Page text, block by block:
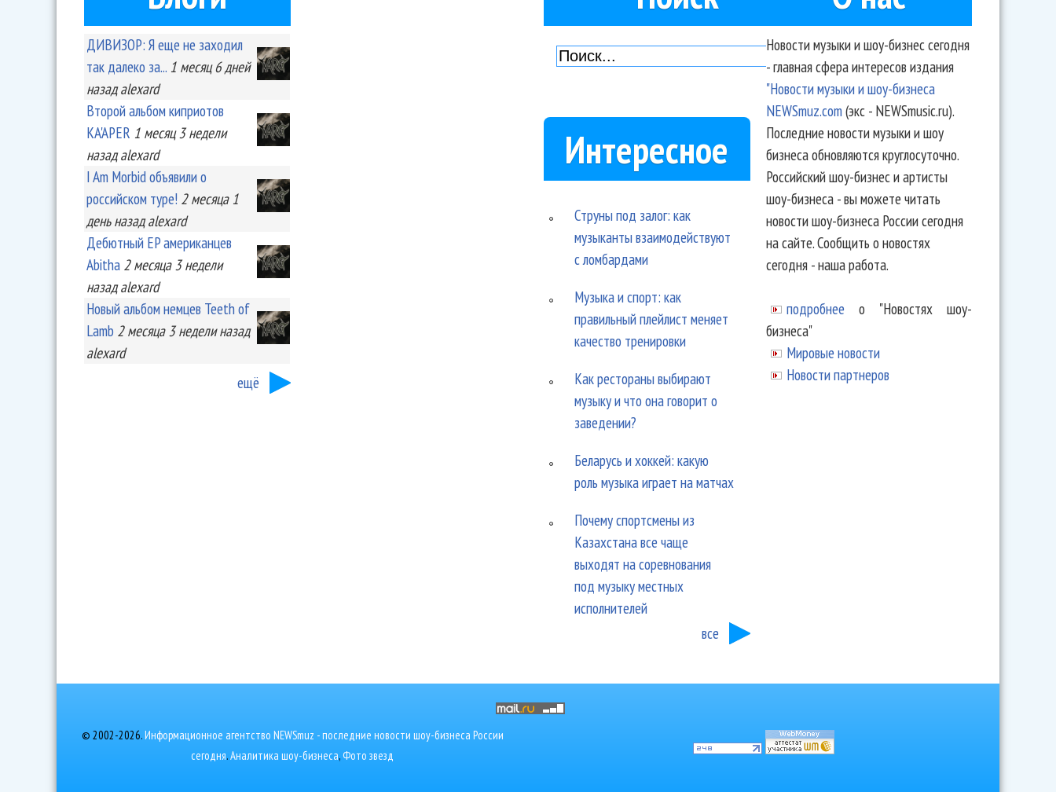
ДИВИЗОР: Я еще не заходил
так далеко за... 1 месяц 6 дней
назад alexard
Второй альбом киприотов
KA'APER 1 месяц 3 недели
назад alexard
I Am Morbid объявили о
российском туре! 2 месяца 1
деньназад alexard
Дебютный EP американцев
Abitha 2 месяца 3 недели
назад alexard
Новый альбом немцев Teeth of
Lamb 2 месяца 3 неделиназад
alexard
ещё
Интересное
Струны под залог: как
музыканты взаимодействуют
с ломбардами
Музыка и спорт: как
правильный плейлист меняет
качество тренировки
Как рестораны выбирают
музыку и что она говорит о
заведении?
Беларусь и хоккей: какую
роль музыка играет на матчах
Почему спортсмены из
Казахстана все чаще
выходят на соревнования
под музыку местных
исполнителей
все
Новости музыки и шоу-бизнес сегодня
- главная сфера интересов издания
"Новости музыки и шоу-бизнеса
NEWSmuz.com(экс - NEWSmusic.ru).
Последние новости музыки и шоу
бизнеса обновляются круглосуточно.
Российский шоу-бизнес и артисты
шоу-бизнеса - вы можете читать
новости шоу-бизнеса России сегодня
на сайте. Сообщить о новостях
сегодня - наша работа.
подробнее о "Новостях шоу-
бизнеса"
Мировые новости
Новости партнеров
© 2002-2026.Информационное агентство NEWSmuz - последние новости шоу-бизнеса России
сегодня.Аналитика шоу-бизнеса,Фото звезд